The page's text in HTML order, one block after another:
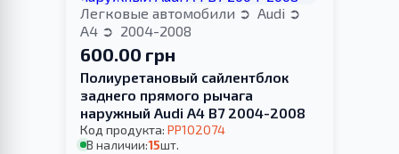
Легковые автомобили
Audi
A4
2004-2008
600.00 грн
Полиуретановый сайлентблок
заднего прямого рычага
наружный Audi A4 B7 2004-2008
Код продукта: PP102074
В наличии:15шт.